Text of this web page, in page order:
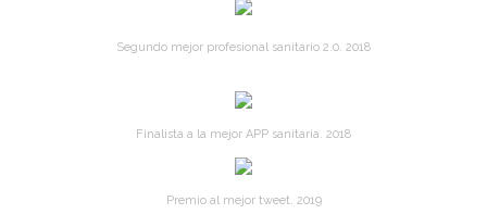
Segundo mejor profesional sanitario 2.0. 2018
Finalista a la mejor APP sanitaria. 2018
Premio al mejor tweet. 2019